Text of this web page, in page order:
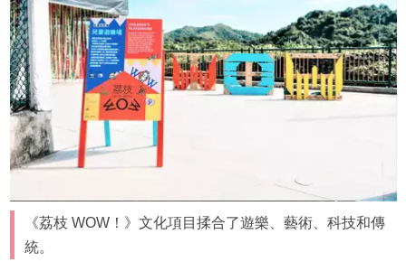
《荔枝 WOW！》文化項目揉合了遊樂、藝術、科技和傳
統。